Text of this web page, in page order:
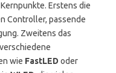
Erstens die
Controller, passende
Zweitens das
wie FastLED oder